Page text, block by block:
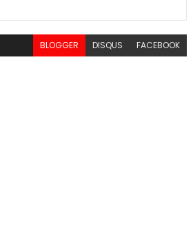
BLOGGER DISQUS FACEBOOK